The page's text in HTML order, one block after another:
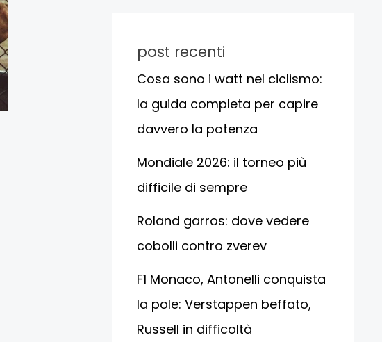
post recenti
Cosa sono i watt nel ciclismo:
la guida completa per capire
davvero la potenza
Mondiale 2026: il torneo più
difficile di sempre
Roland garros: dove vedere
cobolli contro zverev
F1 Monaco, Antonelli conquista
la pole: Verstappen beffato,
Russell in difficoltà